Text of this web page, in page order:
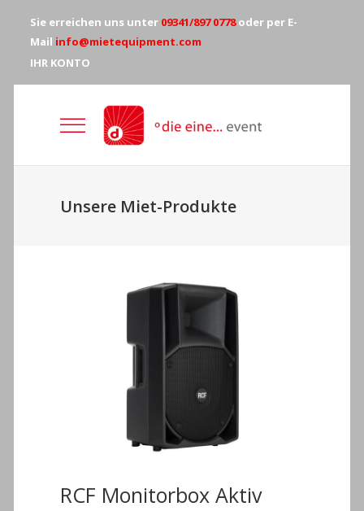
Sie erreichen uns unter 09341/897 0778oder per E-
Mail info@mietequipment.com
IHR KONTO
Unsere Miet-Produkte
RCF Monitorbox Aktiv